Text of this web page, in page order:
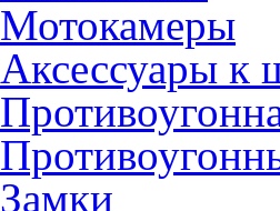
Мотокамеры
Аксессуары к
Замки